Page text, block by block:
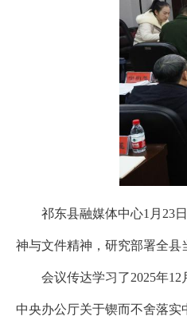
祁东县融媒体中心1月23
神与文件精神，研究部署全县
会议传达学习了2025年
中央办公厅关于锲而不舍落